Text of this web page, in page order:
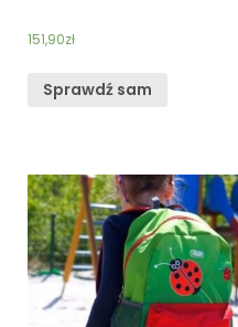
151,90zł
Sprawdź sam